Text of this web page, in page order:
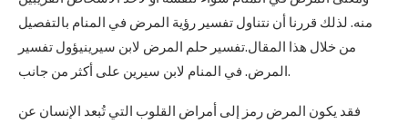
منه. لذلك قررنا أن نتناول تفسير رؤية المرض في المنام بالتفصيل
من خلال هذا المقال.تفسير حلم المرض لابن سيرينيؤول تفسير
المرض. في المنام لابن سيرين على أكثر من جانب.
فقد يكون المرض رمز إلى أمراض القلوب التي تُبعد الإنسان عن